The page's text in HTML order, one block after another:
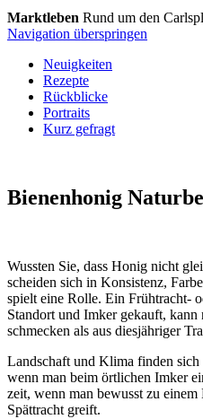
Marktleben Rund um den
Navigation überspringen
Neuigkeiten
Rezepte
Rückblicke
Portraits
Kurz gefragt
Bienenhonig
Wussten Sie, dass Honig nicht
scheiden sich in Kon­sistenz,
spielt eine Rolle. Ein Früh­tracht-
Stand­ort und Imker ge­kauft, kann
schmecken als aus dies­jähriger
Land­schaft und Klima finden
wenn man beim ört­lichen Imker
zeit, wenn man be­wusst zu
Spät­tracht greift.